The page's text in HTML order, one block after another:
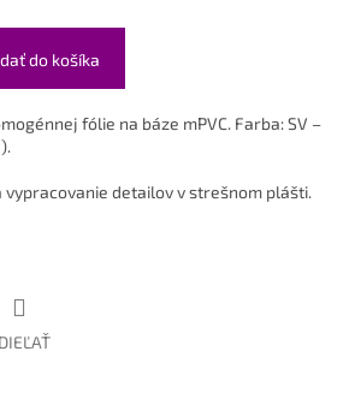
do košíka
fólie na báze mPVC. Farba: SV –
vypracovanie detailov v strešnom plášti.